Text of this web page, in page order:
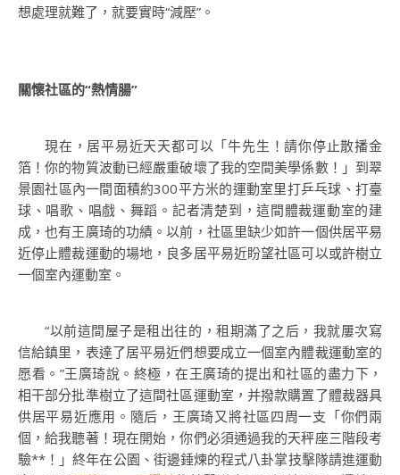
想處理就難了，就要實時“減壓”。
關懷社區的“熱情腸”
現在，居平易近天天都可以「牛先生！請你停止散播金
箔！你的物質波動已經嚴重破壞了我的空間美學係數！」到翠
景園社區內一間面積約300平方米的運動室里打乒乓球、打臺
球、唱歌、唱戲、舞蹈。記者清楚到，這間體裁運動室的建
成，也有王廣琦的功績。以前，社區里缺少如許一個供居平易
近停止體裁運動的場地，良多居平易近盼望社區可以或許樹立
一個室內運動室。
“以前這間屋子是租出往的，租期滿了之后，我就屢次寫
信給鎮里，表達了居平易近們想要成立一個室內體裁運動室的
愿看。”王廣琦說。終極，在王廣琦的提出和社區的盡力下，
相干部分批準樹立了這間社區運動室，并撥款購置了體裁器具
供居平易近應用。隨后，王廣琦又將社區四周一支「你們兩
個，給我聽著！現在開始，你們必須通過我的天秤座三階段考
驗**！」終年在公園、街邊錘煉的程式八卦掌技擊隊請進運動